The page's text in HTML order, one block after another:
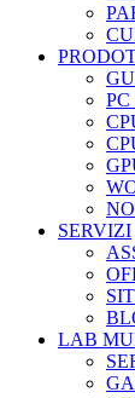
SERVIZI
LAB